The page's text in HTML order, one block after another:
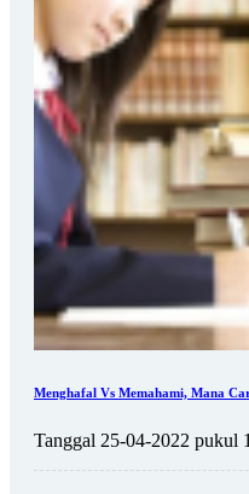
Menghafal Vs Memahami, Mana
Tanggal 25-04-2022 pukul